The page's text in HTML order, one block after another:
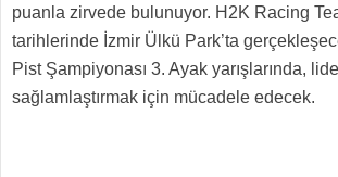
puanla zirvede bulunuyor. H2K Racing
tarihlerinde İzmir Ülkü Park’ta
Pist Şampiyonası 3. Ayak yarışlarında,
sağlamlaştırmak için mücadele edecek.